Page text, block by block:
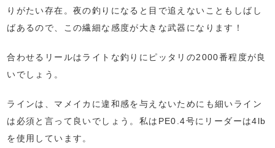
りがたい存在。夜の釣りになると目で追えないこともしばし
ばあるので、この繊細な感度が大きな武器になります！
合わせるリールはライトな釣りにピッタリの2000番程度が良
いでしょう。
ラインは、マメイカに違和感を与えないためにも細いライン
は必須と言って良いでしょう。私はPE0.4号にリーダーは4lb
を使用しています。